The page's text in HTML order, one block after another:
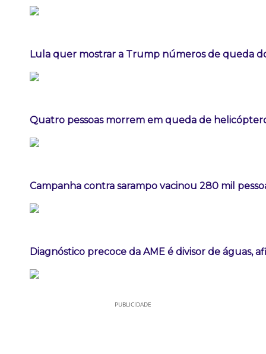
Lula quer mostrar a Trump números de queda
Quatro pessoas morrem em queda de
Campanha contra sarampo vacinou 280 mil
Diagnóstico precoce da AME é divisor de águas,
PUBLICIDADE